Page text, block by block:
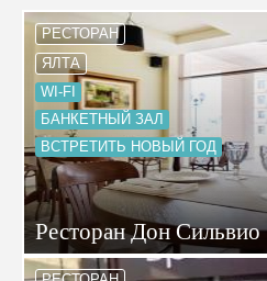
РЕСТОРАН
ЯЛТА
WI-FI
БАНКЕТНЫЙ ЗАЛ
ВСТРЕТИТЬ НОВЫЙ ГОД
Ресторан Дон Сильвио